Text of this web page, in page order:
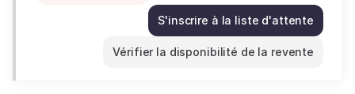
item
out
of
S'inscrire à la liste d'attente
Philippe
jeu.
Vérifier la disponibilité de la revente